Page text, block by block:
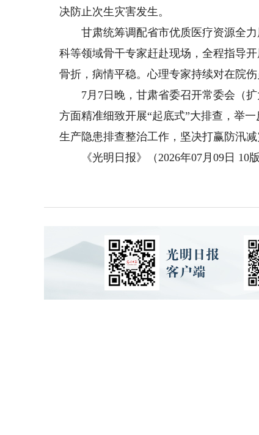
决防止次生灾害发生。
甘肃统筹调配省市优质医疗资源全力
科等领域骨干专家赶赴现场，全程指导
骨折，病情平稳。心理专家持续对在院
7月7日晚，甘肃省委召开常委会（扩
方面精准细致开展“起底式”大排查，举
生产隐患排查整治工作，坚决打赢防汛
《光明日报》（2026年07月09日 10版